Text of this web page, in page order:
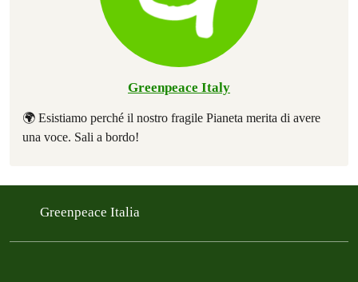
Greenpeace Italy
🌍 Esistiamo perché il nostro fragile Pianeta merita di avere
una voce. Sali a bordo!
Greenpeace Italia